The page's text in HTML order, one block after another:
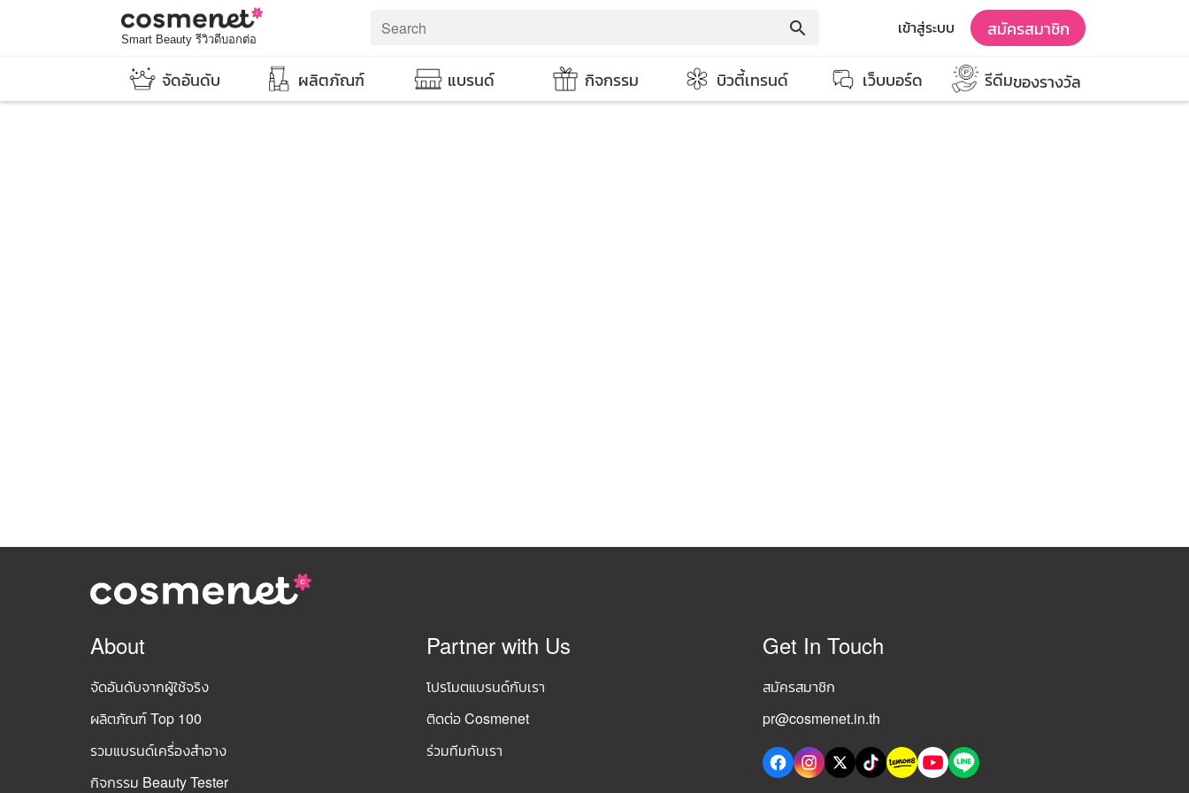
Smart Beauty รีวิวดีบอกต่อ
search เข้าสู่ระบบ สมัครสมาชิก
จัดอันดับ ผลิตภัณฑ์ แบรนด์ กิจกรรม บิวตี้เทรนด์ เว็บบอร์ด รีดีมของรางวัล
About
จัดอันดับจากผู้ใช้จริง
ผลิตภัณฑ์ Top 100
รวมแบรนด์เครื่องสำอาง
กิจกรรม Beauty Tester
Partner with Us
โปรโมตแบรนด์กับเรา
ติดต่อ Cosmenet
ร่วมทีมกับเรา
Get In Touch
สมัครสมาชิก
pr@cosmenet.in.th